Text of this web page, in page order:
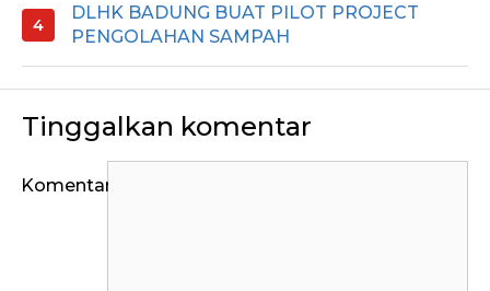
DLHK BADUNG BUAT PILOT PROJECT
PENGOLAHAN SAMPAH
Tinggalkan komentar
Komentar